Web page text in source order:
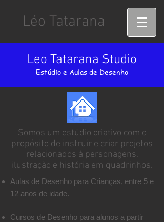
Léo Tatarana
Leo Tatarana Studio
Estúdio e Aulas de Desenho
Somos um estúdio criativo com o
propósito de instruir e criar projetos
relacionados à personagens,
ilustração e história em quadrinhos.
Aulas de Desenho para Crianças, entre 5 e
12 anos de idade.
Cursos de Desenho para alunos a partir